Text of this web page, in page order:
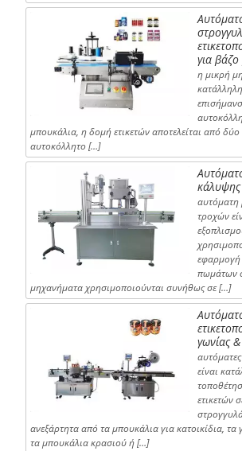
για
η μικρή
μπουκάλια, η δομή ετικετών αποτελείται από δύο
αυτοκόλλητο […]
τροχών
πωμάτων
μηχανήματα χρησιμοποιούνται συνήθως σε […]
γωνίας &
είναι
ετικετών
ανεξάρτητα από τα μπουκάλια για κατοικίδια, τα
τα μπουκάλια κρασιού ή […]